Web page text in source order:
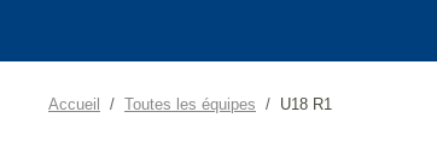
Accueil Toutes les équipes U18 R1